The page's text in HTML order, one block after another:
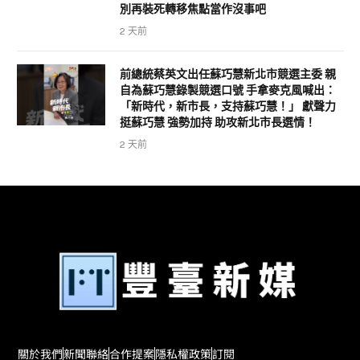
別再裝死轉移焦點當作沒事吧
2 天前
前總統蔡英文出任蘇巧慧新北市競選主委 親
自為蘇巧慧錄製競選口號 手拿麥克風喊出：
「新時代，新市長，支持蘇巧慧！」 獻聲力
挺蘇巧慧 強勢加持 助攻新北市長選情！
2 天前